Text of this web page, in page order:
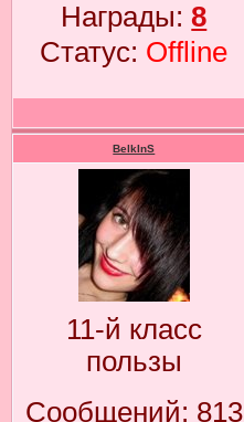
Награды:8
Статус: Offline
BelkInS
11-й класс
пользы
Сообщений: 813